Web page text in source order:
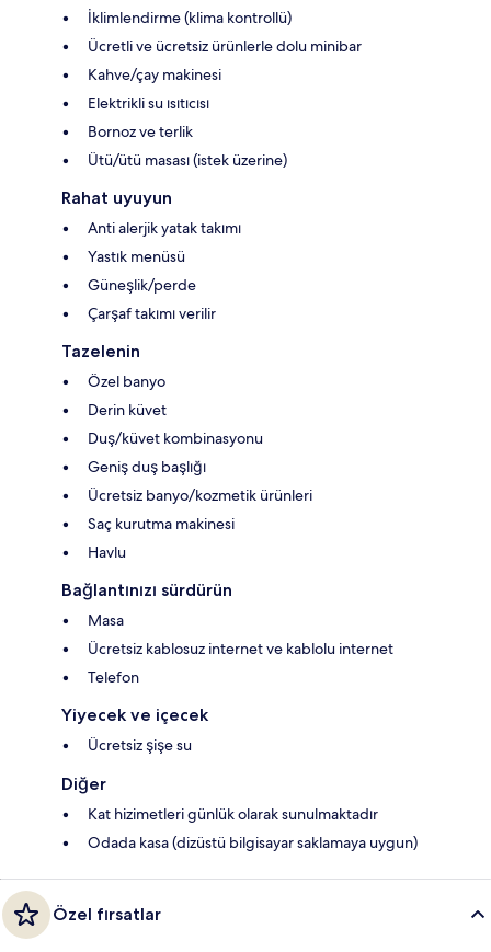
İklimlendirme (klima kontrollü)
Ücretli ve ücretsiz ürünlerle dolu minibar
Kahve/çay makinesi
Elektrikli su ısıtıcısı
Bornoz ve terlik
Ütü/ütü masası (istek üzerine)
Rahat uyuyun
Anti alerjik yatak takımı
Yastık menüsü
Güneşlik/perde
Çarşaf takımı verilir
Tazelenin
Özel banyo
Derin küvet
Duş/küvet kombinasyonu
Geniş duş başlığı
Ücretsiz banyo/kozmetik ürünleri
Saç kurutma makinesi
Havlu
Bağlantınızı sürdürün
Masa
Ücretsiz kablosuz internet ve kablolu internet
Telefon
Yiyecek ve içecek
Ücretsiz şişe su
Diğer
Kat hizimetleri günlük olarak sunulmaktadır
Odada kasa (dizüstü bilgisayar saklamaya uygun)
Özel fırsatlar